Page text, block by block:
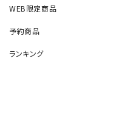
WEB限定商品
予約商品
ランキング